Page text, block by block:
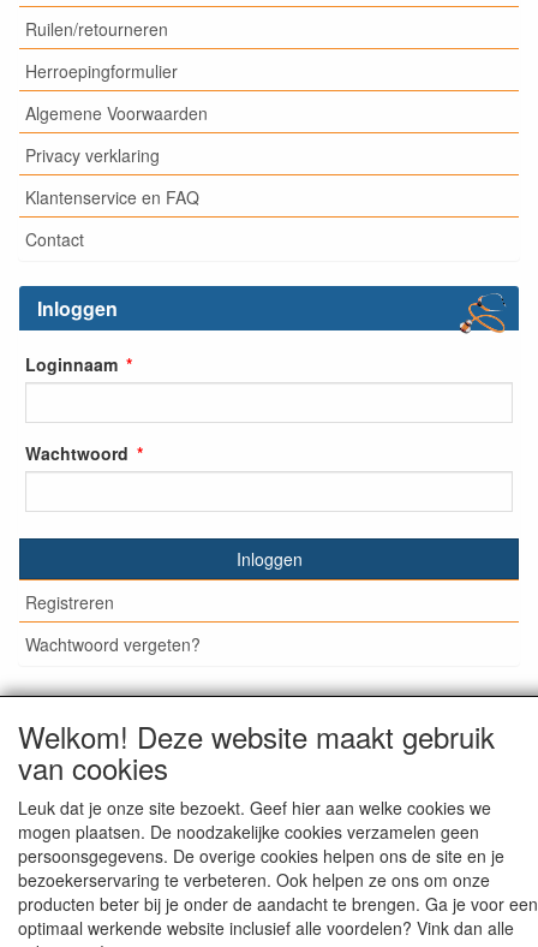
Ruilen/retourneren
Herroepingformulier
Algemene Voorwaarden
Privacy verklaring
Klantenservice en FAQ
Contact
Inloggen
Loginnaam
Wachtwoord
Inloggen
Registreren
Wachtwoord vergeten?
© Medisan Trading | Alblasserdam. Alle genoemde prijzen
zijn inclusief BTW en exclusief
staat aangegeven.
Welkom! Deze website maakt gebruik
van cookies
Leuk dat je onze site bezoekt. Geef hier aan welke cookies we
mogen plaatsen. De noodzakelijke cookies verzamelen geen
persoonsgegevens. De overige cookies helpen ons de site en je
bezoekerservaring te verbeteren. Ook helpen ze ons om onze
producten beter bij je onder de aandacht te brengen. Ga je voor een
optimaal werkende website inclusief alle voordelen? Vink dan alle